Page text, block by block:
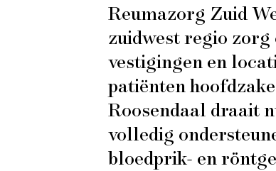
Reumazorg Zuid
zuidwest regio
vestigingen en
patiënten
Roosendaal draait
volledig
bloedprik- en